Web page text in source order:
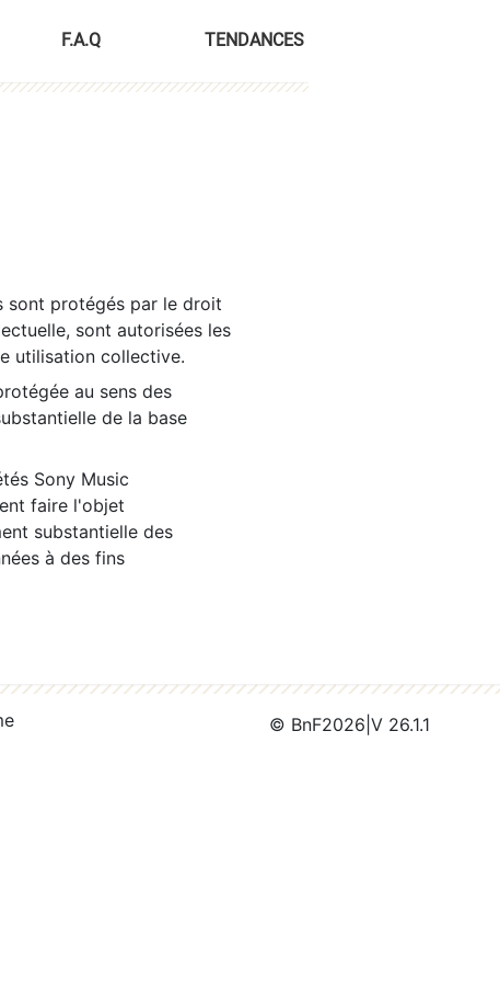
F.A.Q TENDANCES
sont protégés par le droit
sont autorisées les
utilisation collective.
au sens des
de la base
Sony Music
faire l'objet
substantielle des
à des fins
© BnF2026 V 26.1.1